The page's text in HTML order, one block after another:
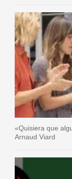
«Quisiera que
Arnaud Viard